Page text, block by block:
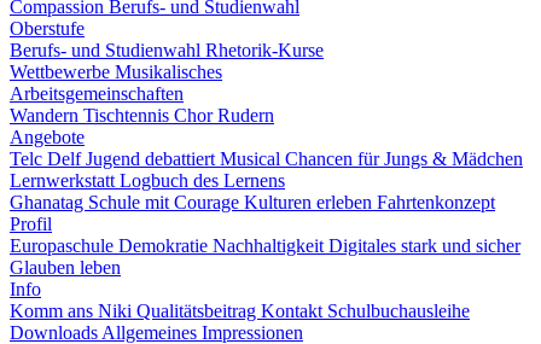
Compassion Berufs- und Studienwahl
Oberstufe
Berufs- und Studienwahl Rhetorik-Kurse
Wettbewerbe Musikalisches
Arbeitsgemeinschaften
Wandern Tischtennis ChorRudern
Angebote
Telc DelfJugend debattiert Musical Chancen für Jungs & Mädchen
Lernwerkstatt Logbuch des Lernens
Ghanatag Schule mit Courage Kulturen erleben Fahrtenkonzept
Profil
Europaschule Demokratie Nachhaltigkeit Digitales stark und sicher
Glauben leben
Info
Komm ans Niki Qualitätsbeitrag Kontakt Schulbuchausleihe
Downloads Allgemeines Impressionen